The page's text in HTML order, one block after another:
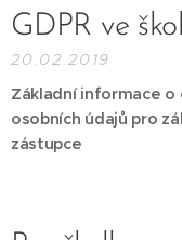
GDPR ve
20.02.2019
Základní informace o
osobních údajů pro
zástupce